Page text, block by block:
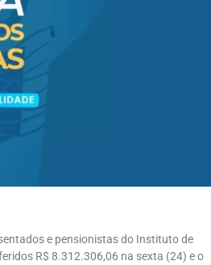
e pensionistas do Instituto de
R$ 8.312.306,06 na sexta (24) e o